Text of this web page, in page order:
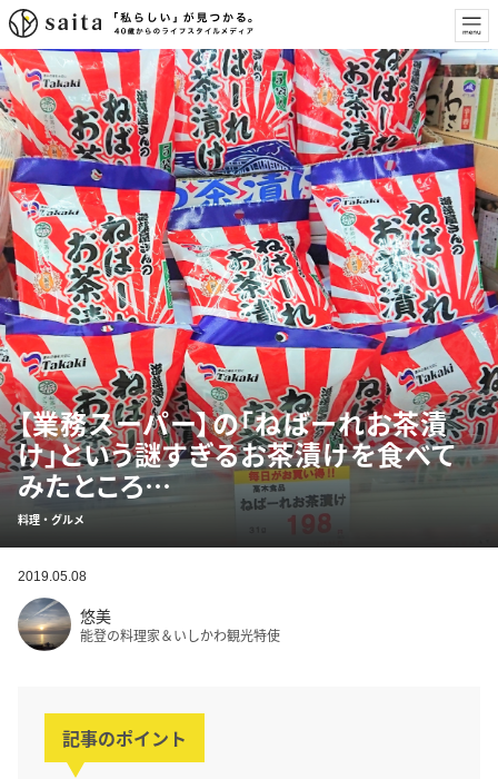
【業務スーパー】の「ねばーれお茶漬
け」という謎すぎるお茶漬けを食べて
みたところ…
料理・グルメ
2019.05.08
悠美
能登の料理家＆いしかわ観光特使
記事のポイント